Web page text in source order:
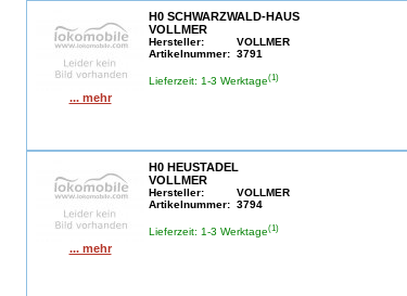
... mehr
H0 SCHWARZWALD-HAUS
VOLLMER
Hersteller:
VOLLMER
Artikelnummer: 3791
Lieferzeit: 1-3 Werktage(1)
... mehr
H0 HEUSTADEL
VOLLMER
Hersteller:
VOLLMER
Artikelnummer: 3794
Lieferzeit: 1-3 Werktage(1)